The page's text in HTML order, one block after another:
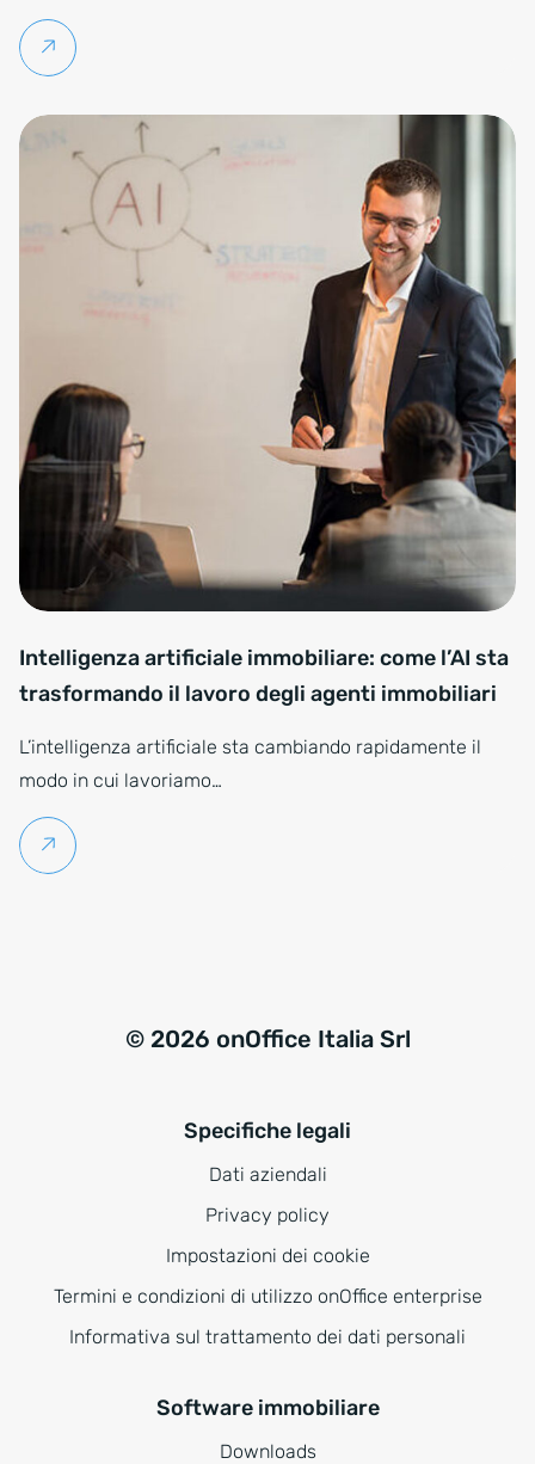
Per saperne di più
Intelligenza artificiale immobiliare: come l’AI sta
trasformando il lavoro degli agenti immobiliari
L’intelligenza artificiale sta cambiando rapidamente il
modo in cui lavoriamo…
Per saperne di più
© 2026 onOffice Italia Srl
Specifiche legali
Dati aziendali
Privacy policy
Impostazioni dei cookie
Termini e condizioni di utilizzo onOffice enterprise
Informativa sul trattamento dei dati personali
Software immobiliare
Downloads